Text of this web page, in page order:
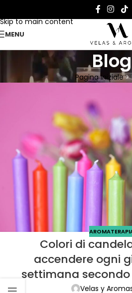
Skip to main content
MENU
Blog
Pagina Iniziale>
Colori di
accendere ogni
settimana
Velas y